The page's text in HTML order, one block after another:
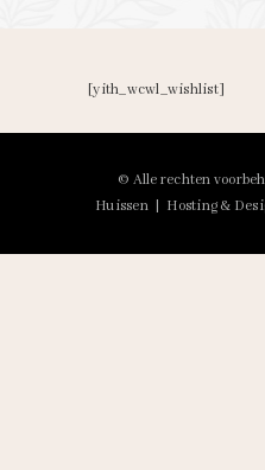
[yith_wcwl_wishlist]
© Alle rechten
Huissen | Hosting &